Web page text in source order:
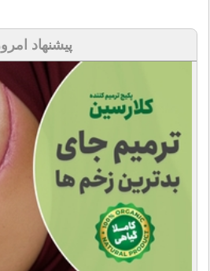
پیشنهاد